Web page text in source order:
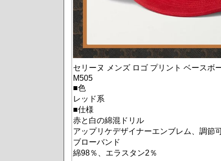
セリーヌ メンズ ロゴ プリント ベースボ
M505
■色
レッド系
■仕様
赤と白の綿混ドリル
アップリケデザイナーエンブレム、調節
ブローバンド
綿98％、エラスタン2％